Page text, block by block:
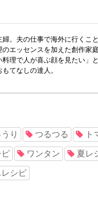
婦。夫の仕事で海外に行くこ
のエッセンスを加えた創作家
理で人が喜ぶ顔を見たい」
てなしの達人。
り つるつる ト
ピ ワンタン 夏レ
シピ